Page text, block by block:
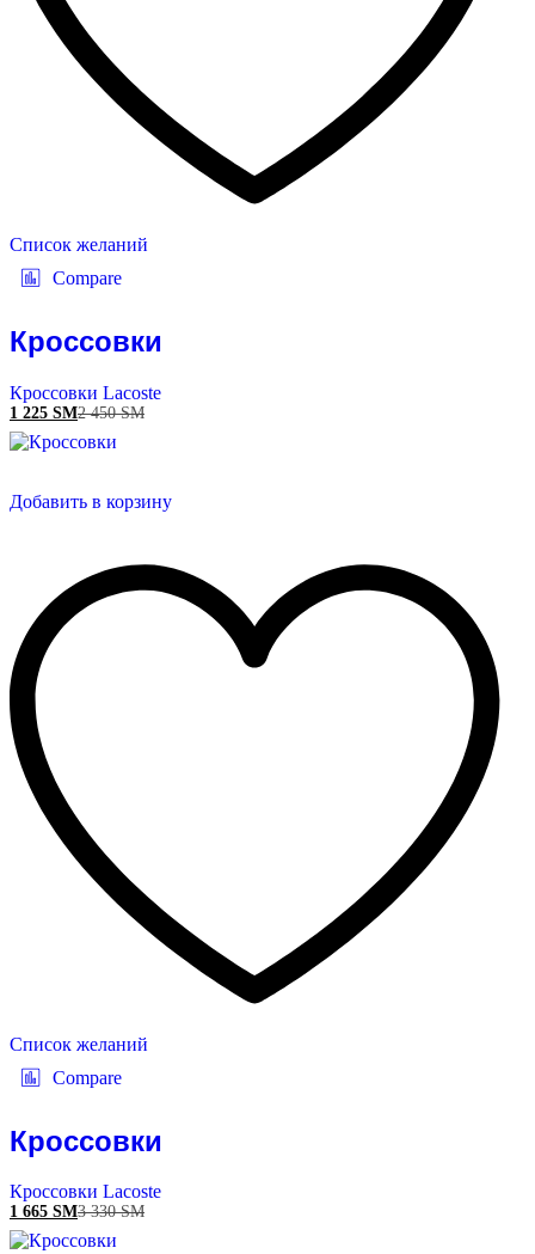
Список желаний
Compare
Кроссовки
Кроссовки Lacoste
1 225 ЅМ2 450ЅМ
Добавить в корзину
Список желаний
Compare
Кроссовки
Кроссовки Lacoste
1 665 ЅМ3 330ЅМ